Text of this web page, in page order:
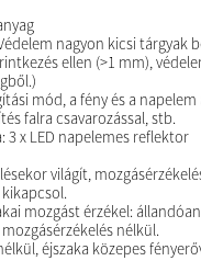
nagyon kicsi tárgyak
ellen (>1 mm),
mód, a fény és a
falra csavarozással, stb.
3 x LED napelemes reflektor
világít,
mozgást érzékel:
nélkül.
éjszaka közepes